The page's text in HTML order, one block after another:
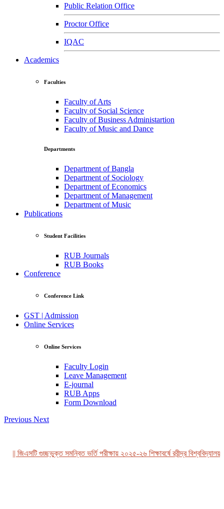
Public Relation Office
Proctor Office
IQAC
Academics
Faculties
Faculty of Arts
Faculty of Social Science
Faculty of Business Administartion
Faculty of Music and Dance
Departments
Department of Bangla
Department of Sociology
Department of Economics
Department of Management
Department of Music
Publications
Student Facilities
RUB Journals
RUB Books
Conference
Conference Link
GST | Admission
Online Services
Online Services
Faculty Login
Leave Management
E-journal
RUB Apps
Form Download
Previous Next
|| জিএসটি গুচ্ছভুক্ত সমন্বিত ভর্তি পরীক্ষায় ২০২৫-২৬ শিক্ষাবর্ষে রবীন্দ্র